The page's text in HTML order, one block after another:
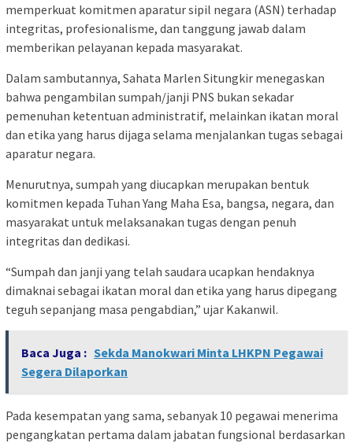
memperkuat komitmen aparatur sipil negara (ASN) terhadap
integritas, profesionalisme, dan tanggung jawab dalam
memberikan pelayanan kepada masyarakat.
Dalam sambutannya, Sahata Marlen Situngkir menegaskan
bahwa pengambilan sumpah/janji PNS bukan sekadar
pemenuhan ketentuan administratif, melainkan ikatan moral
dan etika yang harus dijaga selama menjalankan tugas sebagai
aparatur negara.
Menurutnya, sumpah yang diucapkan merupakan bentuk
komitmen kepada Tuhan Yang Maha Esa, bangsa, negara, dan
masyarakat untuk melaksanakan tugas dengan penuh
integritas dan dedikasi.
“Sumpah dan janji yang telah saudara ucapkan hendaknya
dimaknai sebagai ikatan moral dan etika yang harus dipegang
teguh sepanjang masa pengabdian,” ujar Kakanwil.
Baca Juga : Sekda Manokwari Minta LHKPN Pegawai
Segera Dilaporkan
Pada kesempatan yang sama, sebanyak 10 pegawai menerima
pengangkatan pertama dalam jabatan fungsional berdasarkan